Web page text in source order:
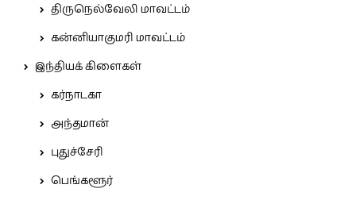
திருநெல்வேலி மாவட்டம்
கன்னியாகுமரி மாவட்டம்
இந்தியக் கிளைகள்
கர்நாடகா
அந்தமான்
புதுச்சேரி
பெங்களூர்